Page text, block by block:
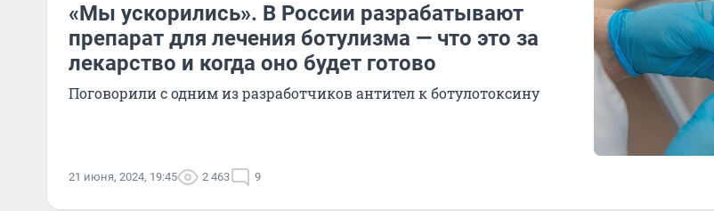
«Мы ускорились». В России разрабатывают
препарат для лечения ботулизма — что это за
лекарство и когда оно будет готово
Поговорили с одним из разработчиков антител к ботулотоксину
21 июня, 2024, 19:45 2 463 9